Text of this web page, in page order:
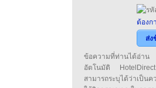
ต้องก
ส่ง
ข้อความที่ท่านได้อ่าน
อัตโนมัติ
สามารถระบุได้ว่าเป็น